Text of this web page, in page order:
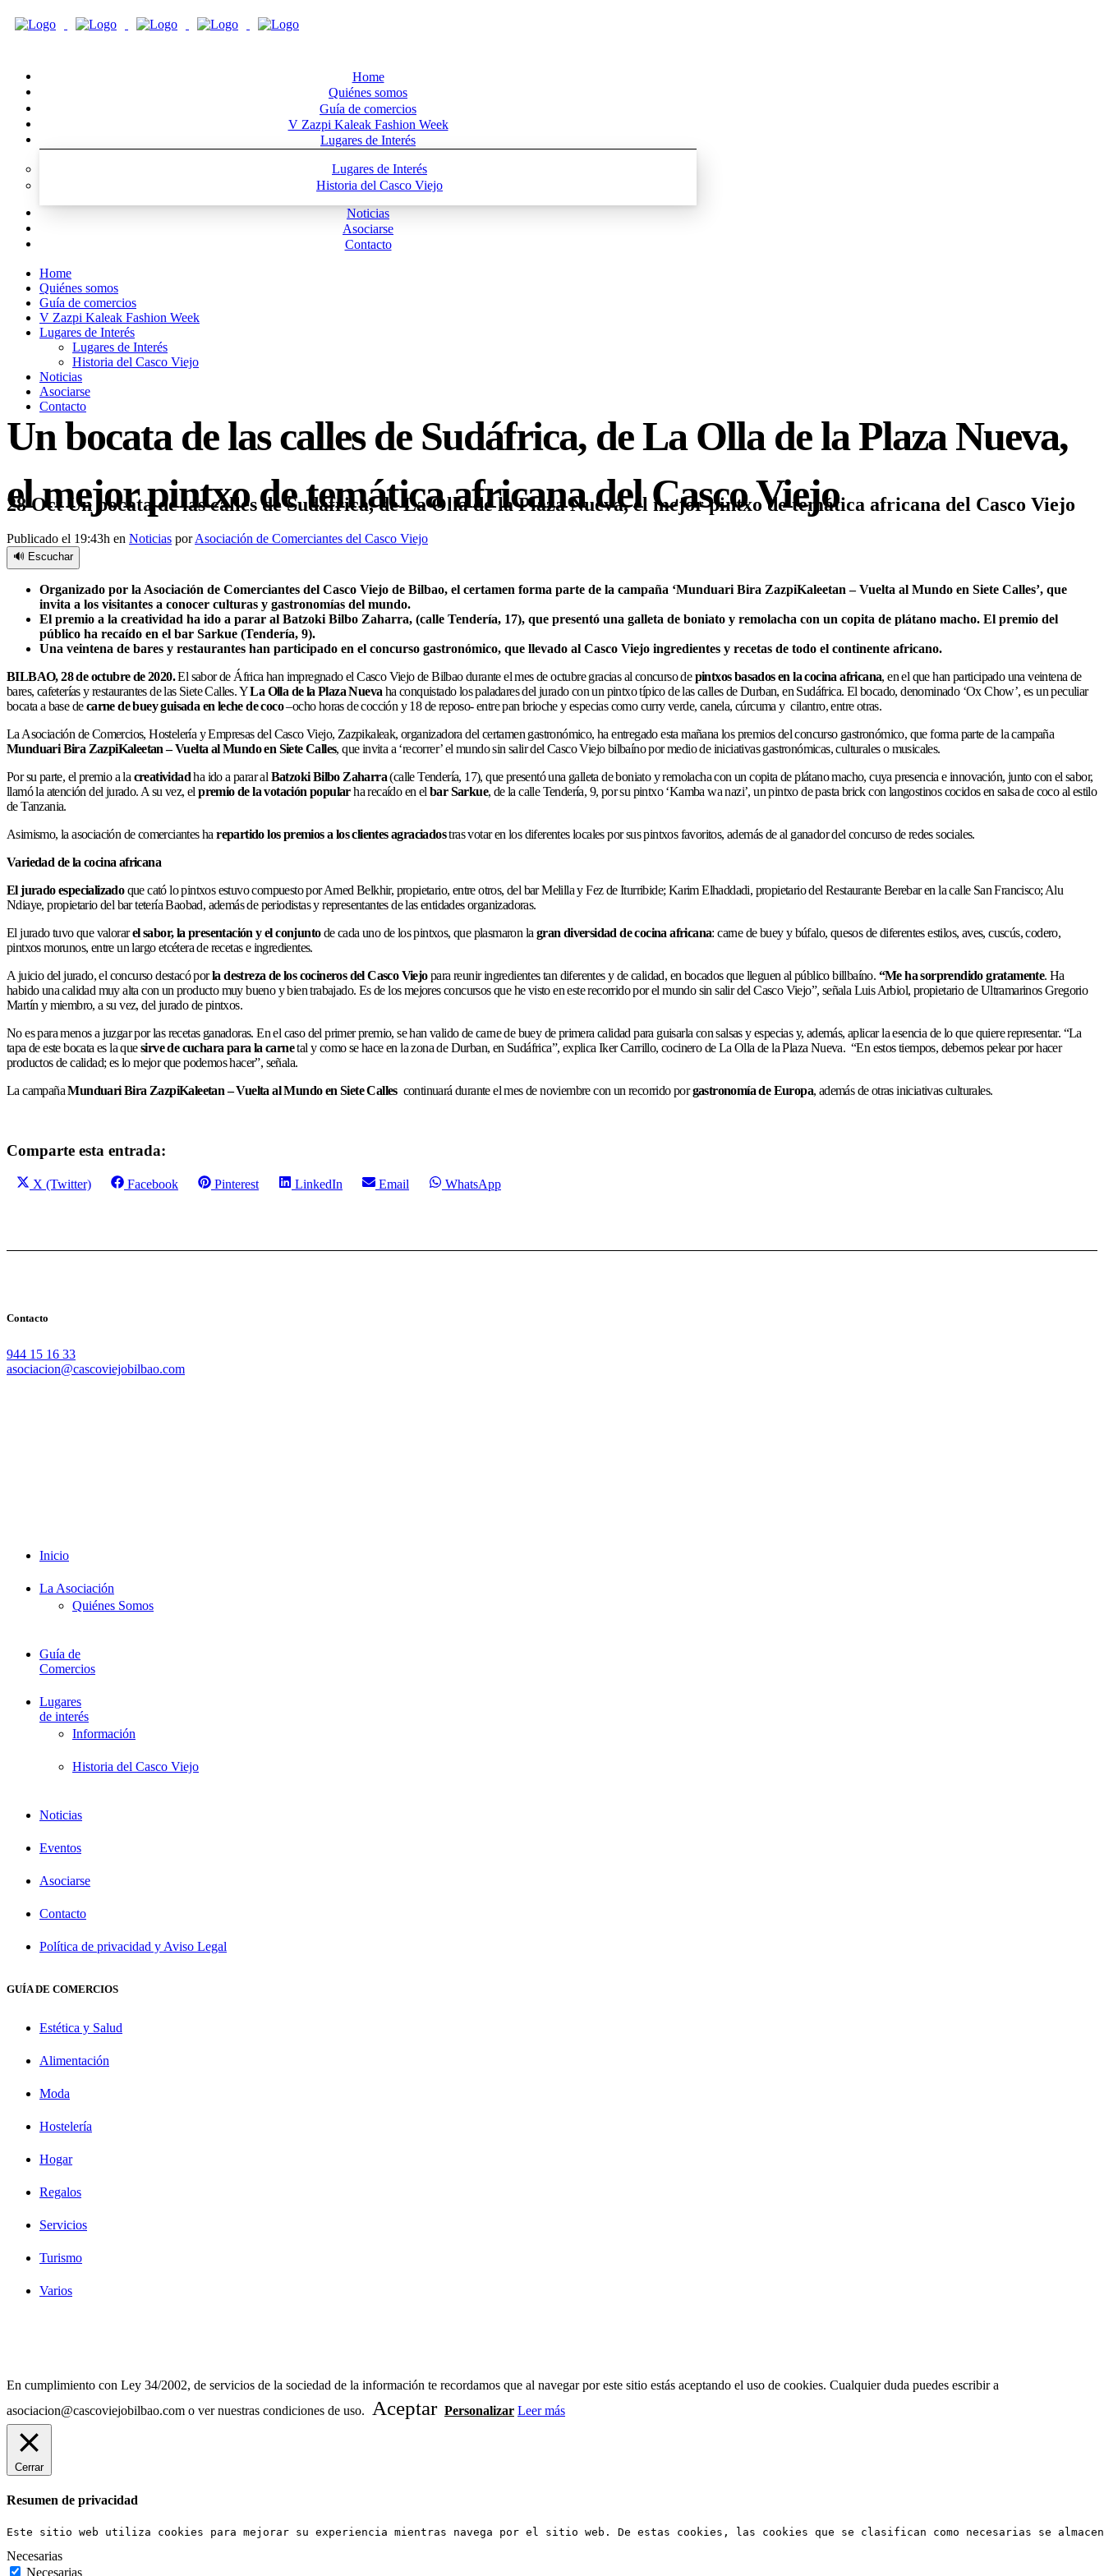
Home
Quiénes somos
Guía de comercios
V Zazpi Kaleak Fashion Week
Lugares de Interés
Lugares de Interés
Historia del Casco Viejo
Noticias
Asociarse
Contacto
Home
Quiénes somos
Guía de comercios
V Zazpi Kaleak Fashion Week
Lugares de Interés
Lugares de Interés
Historia del Casco Viejo
Noticias
Asociarse
Contacto
Un bocata de las calles de Sudáfrica, de La Olla de la Plaza Nueva,
el mejor pintxo de temática africana del Casco Viejo
28 OctUn bocata de las calles de Sudáfrica, de La Olla de la Plaza Nueva, el mejor pintxo de temática africana del Casco Viejo
Publicado el 19:43h en Noticias porAsociación de Comerciantes del Casco Viejo
🔊 Escuchar
Organizado por la Asociación de Comerciantes del Casco Viejo de Bilbao, el certamen forma parte de la campaña ‘Munduari Bira ZazpiKaleetan – Vuelta al Mundo en Siete Calles’, que
invita a los visitantes a conocer culturas y gastronomías del mundo.
El premio a la creatividad ha ido a parar al Batzoki Bilbo Zaharra, (calle Tendería, 17), que presentó una galleta de boniato y remolacha con un copita de plátano macho. El premio del
público ha recaído en el bar Sarkue (Tendería, 9).
Una veintena de bares y restaurantes han participado en el concurso gastronómico, que llevado al Casco Viejo ingredientes y recetas de todo el continente africano.
BILBAO, 28 de octubre de 2020.El sabor de África han impregnado el Casco Viejo de Bilbao durante el mes de octubre gracias al concurso depintxos basados en la cocina africana, en el que han participado una veintena de
bares, cafeterías y restaurantes de las Siete Calles. YLa Olla de la Plaza Nuevaha conquistado los paladares del jurado con un pintxo típico de las calles de Durban, en Sudáfrica. El bocado, denominado ‘Ox Chow’, es un peculiar
bocata a base decarne de buey guisada en leche de coco–ocho horas de cocción y 18 de reposo- entre pan brioche y especias como curry verde, canela, cúrcuma y cilantro, entre otras.
La Asociación de Comercios, Hostelería y Empresas del Casco Viejo, Zazpikaleak, organizadora del certamen gastronómico, ha entregado esta mañana los premios del concurso gastronómico, que forma parte de la campaña
Munduari Bira ZazpiKaleetan – Vuelta al Mundo en Siete Calles, que invita a ‘recorrer’ el mundo sin salir del Casco Viejo bilbaíno por medio de iniciativas gastronómicas, culturales o musicales.
Por su parte, el premio a lacreatividadha ido a parar alBatzoki Bilbo Zaharra(calle Tendería, 17), que presentó una galleta de boniato y remolacha con un copita de plátano macho, cuya presencia e innovación, junto con el sabor,
llamó la atención del jurado. A su vez, elpremio de la votación popularha recaído en elbar Sarkue, de la calle Tendería, 9, por su pintxo ‘Kamba wa nazi’, un pintxo de pasta brick con langostinos cocidos en salsa de coco al estilo
de Tanzania.
Asimismo, la asociación de comerciantes harepartido los premios a los clientes agraciadostras votar en los diferentes locales por sus pintxos favoritos, además de al ganador del concurso de redes sociales.
Variedad de la cocina africana
El jurado especializadoque cató lo pintxos estuvo compuesto por Amed Belkhir, propietario, entre otros, del bar Melilla y Fez de Iturribide; Karim Elhaddadi, propietario del Restaurante Berebar en la calle San Francisco; Alu
Ndiaye, propietario del bar tetería Baobad, además de periodistas y representantes de las entidades organizadoras.
El jurado tuvo que valorarel sabor, la presentación y el conjuntode cada uno de los pintxos, que plasmaron lagran diversidad de cocina africana: carne de buey y búfalo, quesos de diferentes estilos, aves, cuscús, codero,
pintxos morunos, entre un largo etcétera de recetas e ingredientes.
A juicio del jurado, el concurso destacó porla destreza de los cocineros del Casco Viejopara reunir ingredientes tan diferentes y de calidad, en bocados que lleguen al público billbaíno. “Me ha sorprendido gratamente. Ha
habido una calidad muy alta con un producto muy bueno y bien trabajado. Es de los mejores concursos que he visto en este recorrido por el mundo sin salir del Casco Viejo”, señala Luis Arbiol, propietario de Ultramarinos Gregorio
Martín y miembro, a su vez, del jurado de pintxos.
No es para menos a juzgar por las recetas ganadoras. En el caso del primer premio, se han valido de carne de buey de primera calidad para guisarla con salsas y especias y, además, aplicar la esencia de lo que quiere representar. “La
tapa de este bocata es la quesirve de cuchara para la carnetal y como se hace en la zona de Durban, en Sudáfrica”, explica Iker Carrillo, cocinero de La Olla de la Plaza Nueva. “En estos tiempos, debemos pelear por hacer
productos de calidad; es lo mejor que podemos hacer”, señala.
La campañaMunduari Bira ZazpiKaleetan – Vuelta al Mundo en Siete Callescontinuará durante el mes de noviembre con un recorrido porgastronomía de Europa, además de otras iniciativas culturales.
Comparte esta entrada:
Compartir
X (Twitter)
Compartir
Facebook
Compartir
Pinterest
Compartir
LinkedIn
Compartir
Email
Compartir
WhatsApp
Contacto
944 15 16 33
asociacion@cascoviejobilbao.com
Inicio
La Asociación
Quiénes Somos
Guía de
Comercios
Lugares
de interés
Información
Historia del Casco Viejo
Noticias
Eventos
Asociarse
Contacto
Política de privacidad y Aviso Legal
GUÍA DE COMERCIOS
Estética y Salud
Alimentación
Moda
Hostelería
Hogar
Regalos
Servicios
Turismo
Varios
En cumplimiento con Ley 34/2002, de servicios de la sociedad de la información te recordamos que al navegar por este sitio estás aceptando el uso de cookies. Cualquier duda puedes escribir a
asociacion@cascoviejobilbao.com o ver nuestras condiciones de uso.
Aceptar Personalizar Leer más
Cerrar
Resumen de privacidad
Este sitio web utiliza cookies para mejorar su experiencia mientras navega por el sitio web. De estas cookies, las cookies que se clasifican como necesarias se
Necesarias
Necesarias